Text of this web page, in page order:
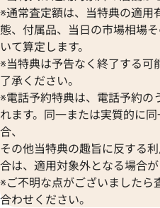
※通常査定額は、当特典の適用
態、付属品、当日の市場相場
いて算定します。
※当特典は予告なく終了する可
了承ください。
※電話予約特典は、電話予約の
れます。同一または実質的に
合、
その他当特典の趣旨に反する
合は、適用対象外となる場合が
※ご不明な点がございましたら
合わせください。